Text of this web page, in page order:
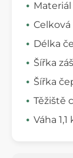
Materiál
Délka
Šířka
Šířka
Těžiště
Váha 1,1